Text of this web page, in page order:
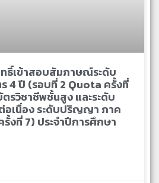
ธิ์เข้าสอบสัมภาษณ์ระดับ
4 ปี (รอบที่ 2 Quota ครั้งที่
รวิชาชีพชั้นสูง และระดับ
เนื่อง ระดับปริญญา ภาค
งที่ 7) ประจำปีการศึกษา